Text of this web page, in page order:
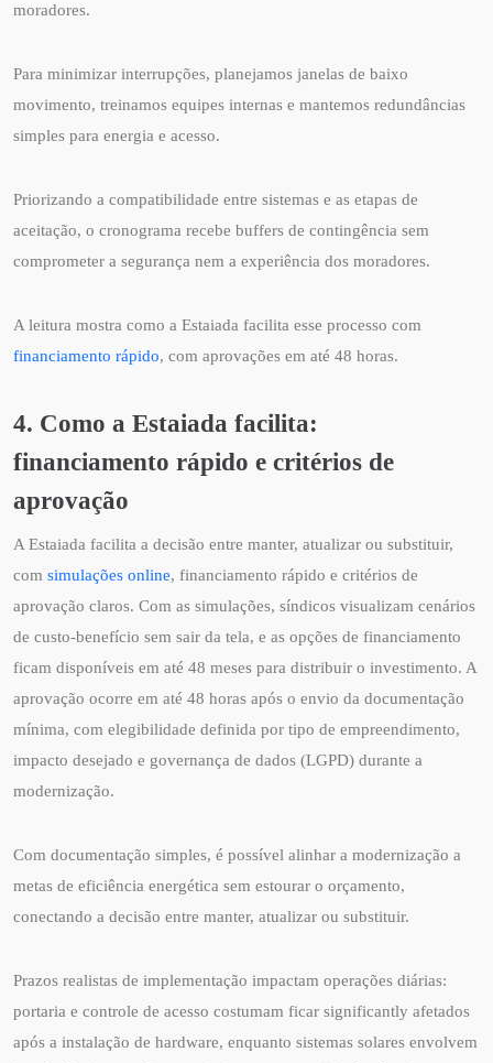
moradores.
Para minimizar interrupções, planejamos janelas de baixo
movimento, treinamos equipes internas e mantemos redundâncias
simples para energia e acesso.
Priorizando a compatibilidade entre sistemas e as etapas de
aceitação, o cronograma recebe buffers de contingência sem
comprometer a segurança nem a experiência dos moradores.
A leitura mostra como a Estaiada facilita esse processo com
financiamento rápido, com aprovações em até 48 horas.
4. Como a Estaiada facilita:
financiamento rápido e critérios de
aprovação
A Estaiada facilita a decisão entre manter, atualizar ou substituir,
com simulações online, financiamento rápido e critérios de
aprovação claros. Com as simulações, síndicos visualizam cenários
de custo-benefício sem sair da tela, e as opções de financiamento
ficam disponíveis em até 48 meses para distribuir o investimento. A
aprovação ocorre em até 48 horas após o envio da documentação
mínima, com elegibilidade definida por tipo de empreendimento,
impacto desejado e governança de dados (LGPD) durante a
modernização.
Com documentação simples, é possível alinhar a modernização a
metas de eficiência energética sem estourar o orçamento,
conectando a decisão entre manter, atualizar ou substituir.
Prazos realistas de implementação impactam operações diárias:
portaria e controle de acesso costumam ficar significantly afetados
após a instalação de hardware, enquanto sistemas solares envolvem